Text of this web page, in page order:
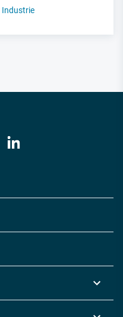
Industrie